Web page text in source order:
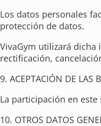
Los datos personales
protección de datos.
VivaGym utilizará
rectificación,
9. ACEPTACIÓN DE LAS
La participación en
10. OTROS DATOS